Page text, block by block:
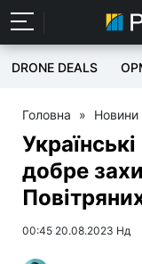
DRONE DEALS
Головна » Новини
добре
00:45 20.08.2023 Нд